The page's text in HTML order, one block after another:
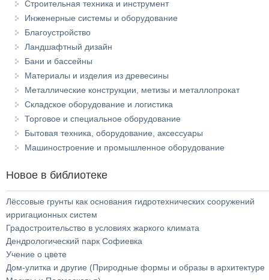
Строительная техника и инструмент
Инженерные системы и оборудование
Благоустройство
Ландшафтный дизайн
Бани и бассейны
Материалы и изделия из древесины
Металлические конструкции, метизы и металлопрокат
Складское оборудование и логистика
Торговое и специальное оборудование
Бытовая техника, оборудование, аксессуары
Машиностроение и промышленное оборудование
Новое в библиотеке
Лёссовые грунты как основания гидротехнических сооружений
ирригационных систем
Градостроительство в условиях жаркого климата
Дендрологический парк Софиевка
Учение о цвете
Дом-улитка и другие (Природные формы и образы в архитектуре